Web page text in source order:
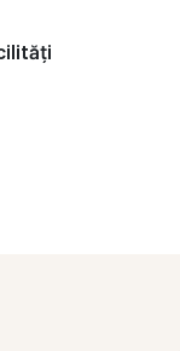
de caldura aer-apa
se impleteste
stalpii, grinzi și
de dimensiuni